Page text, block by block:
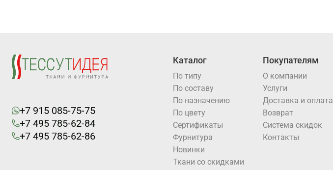
+7 915 085-75-75
+7 495 785-62-84
+7 495 785-62-86
Каталог
По типу
По составу
По назначению
По цвету
Cертификаты
Фурнитура
Новинки
Ткани со скидками
Покупателям
О компании
Услуги
Доставка и оплата
Возврат
Система скидок
Контакты